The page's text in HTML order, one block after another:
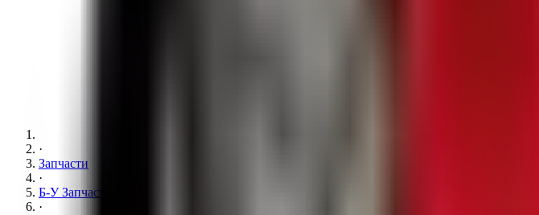
·
Запчасти
·
Б-У Запчасти от двигателя
·